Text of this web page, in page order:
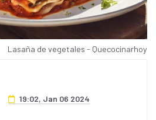
Lasaña de vegetales - Quecocinarhoy
19:02, Jan 06 2024